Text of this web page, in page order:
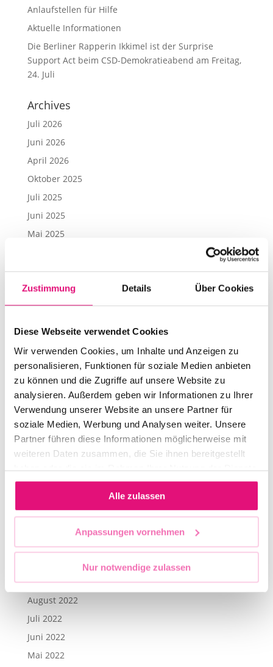
Zustimmung Details Über Cookies
Diese Webseite verwendet Cookies
Wir verwenden Cookies, um Inhalte und Anzeigen zu
personalisieren, Funktionen für soziale Medien anbieten
zu können und die Zugriffe auf unsere Website zu
analysieren. Außerdem geben wir Informationen zu Ihrer
Verwendung unserer Website an unsere Partner für
soziale Medien, Werbung und Analysen weiter. Unsere
Partner führen diese Informationen möglicherweise mit
weiteren Daten zusammen, die Sie ihnen bereitgestellt
haben oder die sie im Rahmen Ihrer Nutzung der Dienste
gesammelt haben.
Alle zulassen
Anpassungen vornehmen
Nur notwendige zulassen
Anlaufstellen für Hilfe
Aktuelle Informationen
Die Berliner Rapperin Ikkimel ist der Surprise
Support Act beim CSD-Demokratieabend am Freitag,
24. Juli
Archives
Juli 2026
Juni 2026
April 2026
Oktober 2025
Juli 2025
Juni 2025
Mai 2025
März 2025
Januar 2025
November 2024
Oktober 2024
Juli 2024
Juni 2024
Mai 2024
April 2024
März 2024
Dezember 2023
September 2023
Juni 2023
April 2023
November 2022
September 2022
August 2022
Juli 2022
Juni 2022
Mai 2022